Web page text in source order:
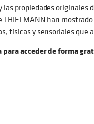
las propiedades
THIELMANN han
físicas y sensoriales que
acceder de forma